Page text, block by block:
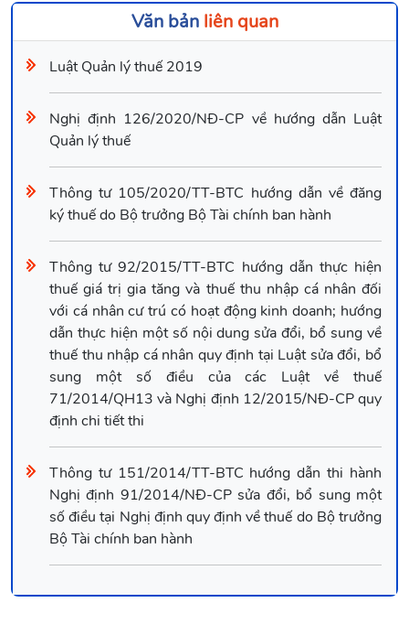
Văn bảnliên quan
Luật Quản lý thuế 2019
Nghị định 126/2020/NĐ-CP về hướng dẫn Luật
Quản lý thuế
Thông tư 105/2020/TT-BTC hướng dẫn về đăng
ký thuế do Bộ trưởng Bộ Tài chính ban hành
Thông tư 92/2015/TT-BTC hướng dẫn thực hiện
thuế giá trị gia tăng và thuế thu nhập cá nhân đối
với cá nhân cư trú có hoạt động kinh doanh; hướng
dẫn thực hiện một số nội dung sửa đổi, bổ sung về
thuế thu nhập cá nhân quy định tại Luật sửa đổi, bổ
sung một số điều của các Luật về thuế
71/2014/QH13 và Nghị định 12/2015/NĐ-CP quy
định chi tiết thi
Thông tư 151/2014/TT-BTC hướng dẫn thi hành
Nghị định 91/2014/NĐ-CP sửa đổi, bổ sung một
số điều tại Nghị định quy định về thuế do Bộ trưởng
Bộ Tài chính ban hành